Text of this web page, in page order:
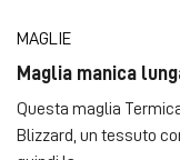
MAGLIE
Maglia manica
Questa maglia
Blizzard, un tessuto